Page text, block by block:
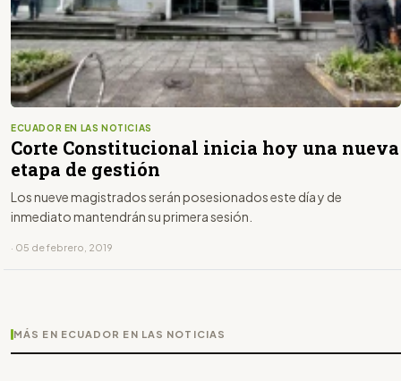
ECUADOR EN LAS NOTICIAS
Corte Constitucional inicia hoy una nueva
etapa de gestión
Los nueve magistrados serán posesionados este día y de
inmediato mantendrán su primera sesión.
· 05 de febrero, 2019
MÁS EN ECUADOR EN LAS NOTICIAS